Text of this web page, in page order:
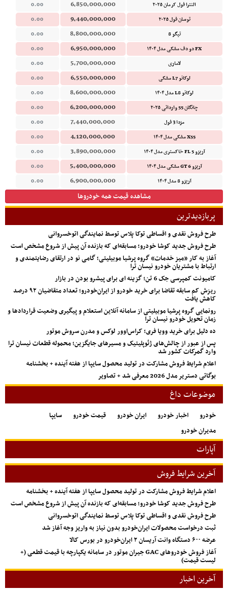
النترا فول کرمان ۲۰۲۵ 6,850,000,000
0.00
توسان فول ۲۰۲۵
9,440,000,000
0.00
تیگو 8
8,800,000,000
0.00
FX دو دف مشکی مدل ۱۴۰۴
6,950,000,000
0.00
لاماری
5,700,000,000
0.00
لوکانو L7 مشکی
6,550,000,000
0.00
لوکانو L8 مدل ۱۴۰۴
8,600,000,000
0.00
چانگان 55 وارداتی ۲۰۲۵
6,200,000,000
0.00
مزدا 3 فول
7,440,000,000
0.00
X55 مشکی مدل ۱۴۰۴
4,120,000,000
0.00
آریزو 5 FL خاکستری مدل ۱۴۰۴
3,890,000,000
0.00
آریزو 6 GT مشکی مدل ۱۴۰۴
5,400,000,000
0.00
آریزو 8 مدل ۱۴۰۴
6,900,000,000
0.00
مشاهده قیمت همه خودروها
پربازدیدترین
طرح فروش نقدی و اقساطی توکا پلاس توسط نمایندگی اتوخسروانی
طرح فروش جدید کوشا خودرو؛ مسابقه‌ای که بازنده آن پیش از شروع مشخص است
آغاز به کار «میز خدمات» گروه پرشیا موبیلیتی؛ گامی نو در ارتقای رضایتمندی و
ارتباط با مشتریان خودرو نیسان ترا
کامیونت کمپرسی جک 6 تن؛ گزینه ای برای پیشرو بودن در بازار
ریزش کم‌ سابقه تقاضا برای خرید خودرو از ایران‌خودرو؛ تعداد متقاضیان ۹۲ درصد
کاهش یافت
رونمایی گروه پرشیا موبیلیتی از سامانه آنلاین استعلام و پیگیری وضعیت قراردادها و
زمان تحویل خودرو نیسان ترا
ده دلیل برای خرید وویا فری؛ کراس‌اوور لوکس و مدرن سروش موتور
پس از عبور از چالش‌های ژئوپلیتیک و مسیرهای جایگزین؛ محموله قطعات نیسان ترا
وارد گمرکات کشور شد
اعلام شرایط فروش مشارکت در تولید محصول سایپا از هفته آینده + بخشنامه
بوگاتی دستریر مدل 2026 معرفی شد + تصاویر
موضوعات داغ
خودرو اخبار خودرو ایران خودرو قیمت خودرو
سایپا
مدیران خودرو
آپارات
آخرین شرایط فروش
اعلام شرایط فروش مشارکت در تولید محصول سایپا از هفته آینده + بخشنامه
طرح فروش جدید کوشا خودرو؛ مسابقه‌ای که بازنده آن پیش از شروع مشخص است
طرح فروش نقدی و اقساطی توکا پلاس توسط نمایندگی اتوخسروانی
ثبت درخواست محصولات ایران‌خودرو بدون نیاز به واریز وجه آغاز شد
عرضه ۶۰۰ دستگاه وانت آریسان ۲ ایران‌خودرو در بورس کالا
آغاز فروش خودروهای GAC جیران موتور در سامانه یکپارچه با قیمت قطعی (+
لیست قیمت)
آخرین اخبار